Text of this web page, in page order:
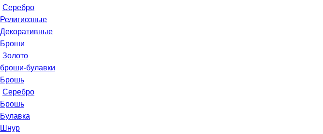
Серебро
Религиозные
Декоративные
Броши
Золото
броши-булавки
Брошь
Серебро
Брошь
Булавка
Шнур